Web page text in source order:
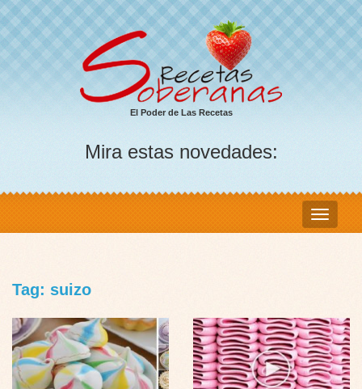
El Poder de Las Recetas
Mira estas novedades:
Tag: suizo